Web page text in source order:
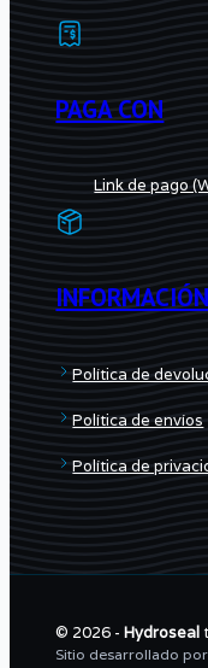
PAGA CON
Link de pago
Política de
Política de envíos
Política de
© 2026 -Hydroseal
Sitio desarrollado